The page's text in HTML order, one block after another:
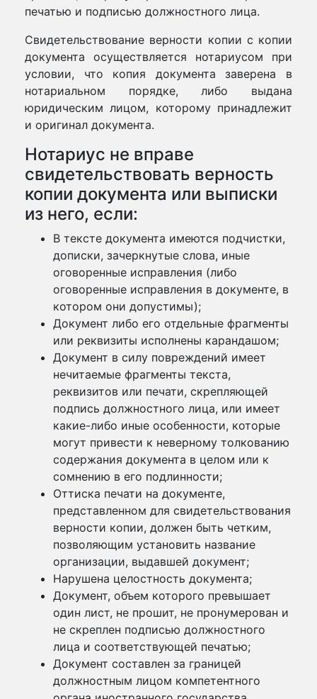
печатью и подписью должностного лица.
Свидетельствование верности копии с копии
документа осуществляется нотариусом при
условии, что копия документа заверена в
нотариальном порядке, либо выдана
юридическим лицом, которому принадлежит
и оригинал документа.
Нотариус не вправе
свидетельствовать верность
копии документа или выписки
из него, если:
В тексте документа имеются подчистки,
дописки, зачеркнутые слова, иные
оговоренные исправления (либо
оговоренные исправления в документе, в
котором они допустимы);
Документ либо его отдельные фрагменты
или реквизиты исполнены карандашом;
Документ в силу повреждений имеет
нечитаемые фрагменты текста,
реквизитов или печати, скрепляющей
подпись должностного лица, или имеет
какие-либо иные особенности, которые
могут привести к неверному толкованию
содержания документа в целом или к
сомнению в его подлинности;
Оттиска печати на документе,
представленном для свидетельствования
верности копии, должен быть четким,
позволяющим установить название
организации, выдавшей документ;
Нарушена целостность документа;
Документ, объем которого превышает
один лист, не прошит, не пронумерован и
не скреплен подписью должностного
лица и соответствующей печатью;
Документ составлен за границей
должностным лицом компетентного